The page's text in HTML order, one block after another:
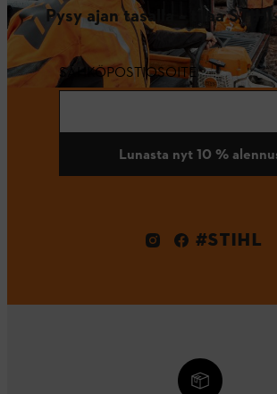
Pysy ajan tasalla – tilaa
SÄHKÖPOSTIOSOITE
Lunasta nyt 10 %
#STIHL